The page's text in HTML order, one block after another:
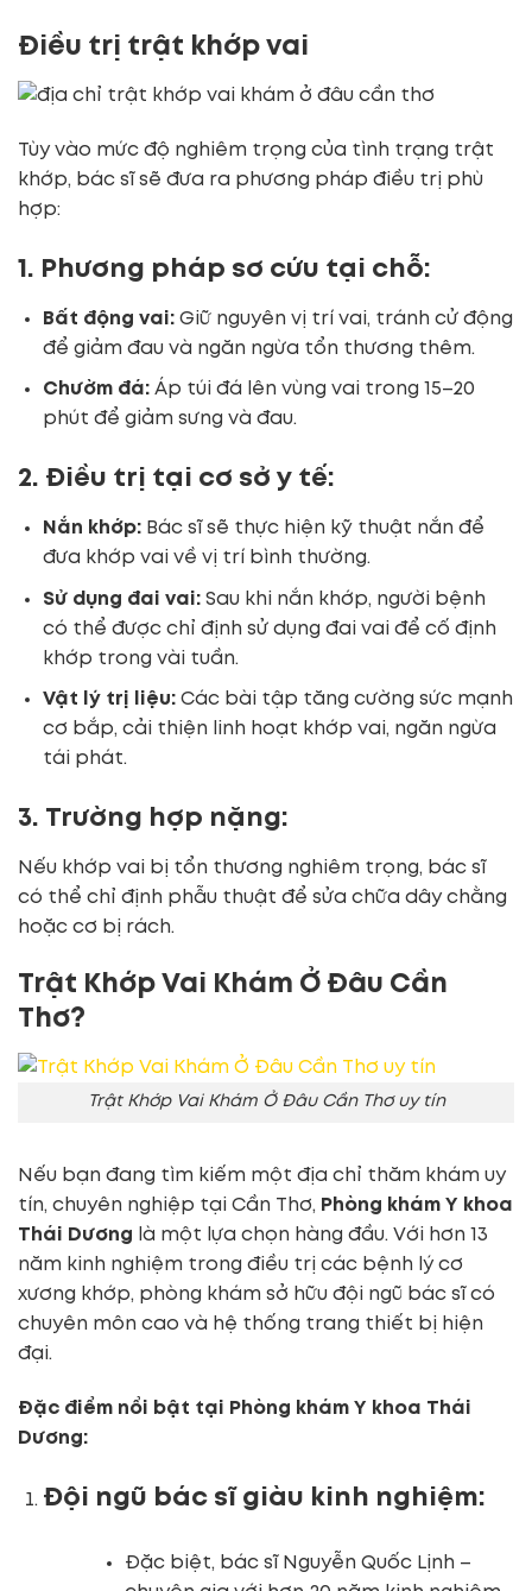
Điều trị trật khớp vai
Tùy vào mức độ nghiêm trọng của tình trạng trật
khớp, bác sĩ sẽ đưa ra phương pháp điều trị phù
hợp:
1. Phương pháp sơ cứu tại chỗ:
Bất động vai:Giữ nguyên vị trí vai, tránh cử động
để giảm đau và ngăn ngừa tổn thương thêm.
Chườm đá:Áp túi đá lên vùng vai trong 15–20
phút để giảm sưng và đau.
2. Điều trị tại cơ sở y tế:
Nắn khớp:Bác sĩ sẽ thực hiện kỹ thuật nắn để
đưa khớp vai về vị trí bình thường.
Sử dụng đai vai:Sau khi nắn khớp, người bệnh
có thể được chỉ định sử dụng đai vai để cố định
khớp trong vài tuần.
Vật lý trị liệu:Các bài tập tăng cường sức mạnh
cơ bắp, cải thiện linh hoạt khớp vai, ngăn ngừa
tái phát.
3. Trường hợp nặng:
Nếu khớp vai bị tổn thương nghiêm trọng, bác sĩ
có thể chỉ định phẫu thuật để sửa chữa dây chằng
hoặc cơ bị rách.
Trật Khớp Vai Khám Ở Đâu Cần
Thơ?
Trật Khớp Vai Khám Ở Đâu Cần Thơ uy tín
Nếu bạn đang tìm kiếm một địa chỉ thăm khám uy
tín, chuyên nghiệp tại Cần Thơ, Phòng khám Y khoa
Thái Dương là một lựa chọn hàng đầu. Với hơn 13
năm kinh nghiệm trong điều trị các bệnh lý cơ
xương khớp, phòng khám sở hữu đội ngũ bác sĩ có
chuyên môn cao và hệ thống trang thiết bị hiện
đại.
Đặc điểm nổi bật tại Phòng khám Y khoa Thái
Dương:
Đội ngũ bác sĩ giàu kinh nghiệm:
Đặc biệt, bác sĩ Nguyễn Quốc Lịnh –